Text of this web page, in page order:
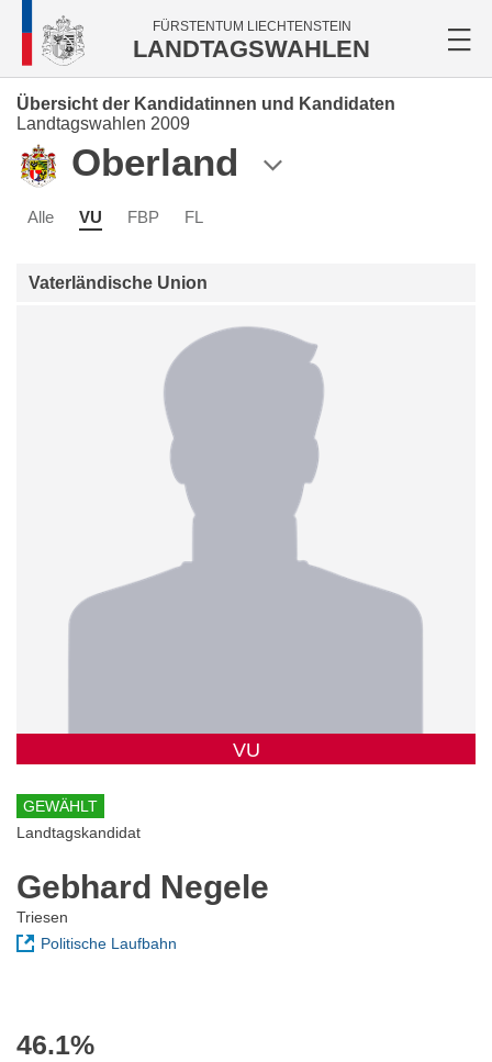
FÜRSTENTUM LIECHTENSTEIN
LANDTAGSWAHLEN
Übersicht der Kandidatinnen und Kandidaten
Landtagswahlen 2009
Oberland
Alle VU FBP FL
Vaterländische Union
VU
GEWÄHLT
Landtagskandidat
Gebhard Negele
Triesen
Politische Laufbahn
46.1%